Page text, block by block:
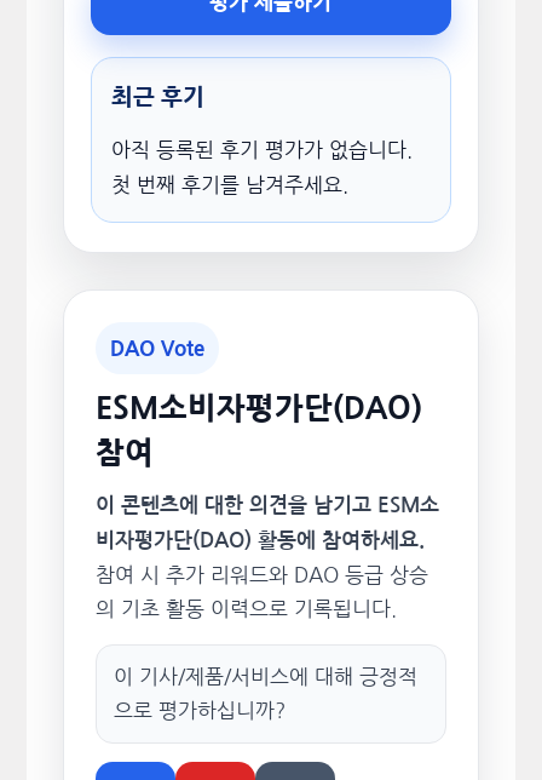
최근 후기
아직 등록된 후기 평가가 없습니다.
첫 번째 후기를 남겨주세요.
DAO Vote
ESM소비자평가단(DAO)
참여
이 콘텐츠에 대한 의견을 남기고 ESM소
비자평가단(DAO) 활동에 참여하세요.
참여 시 추가 리워드와 DAO 등급 상승
의 기초 활동 이력으로 기록됩니다.
이 기사/제품/서비스에 대해 긍정적
으로 평가하십니까?